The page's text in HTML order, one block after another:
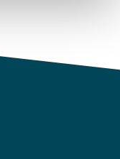
sitio web con
y análisis